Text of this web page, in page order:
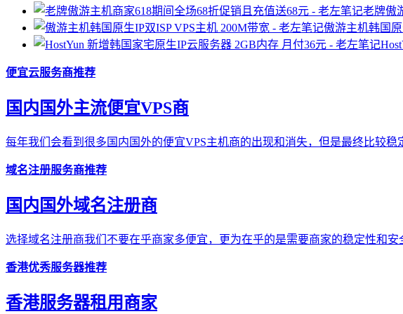
老牌傲
傲游主机韩国
便宜云服务商推荐
国内国外主流便宜VPS商
每年我们会看到很多国内国外的便宜VPS主机商的出现和消失，但是最终比较稳
域名注册服务商推荐
国内国外域名注册商
选择域名注册商我们不要在乎商家多便宜，更为在乎的是需要商家的稳定性和
香港优秀服务器推荐
香港服务器租用商家